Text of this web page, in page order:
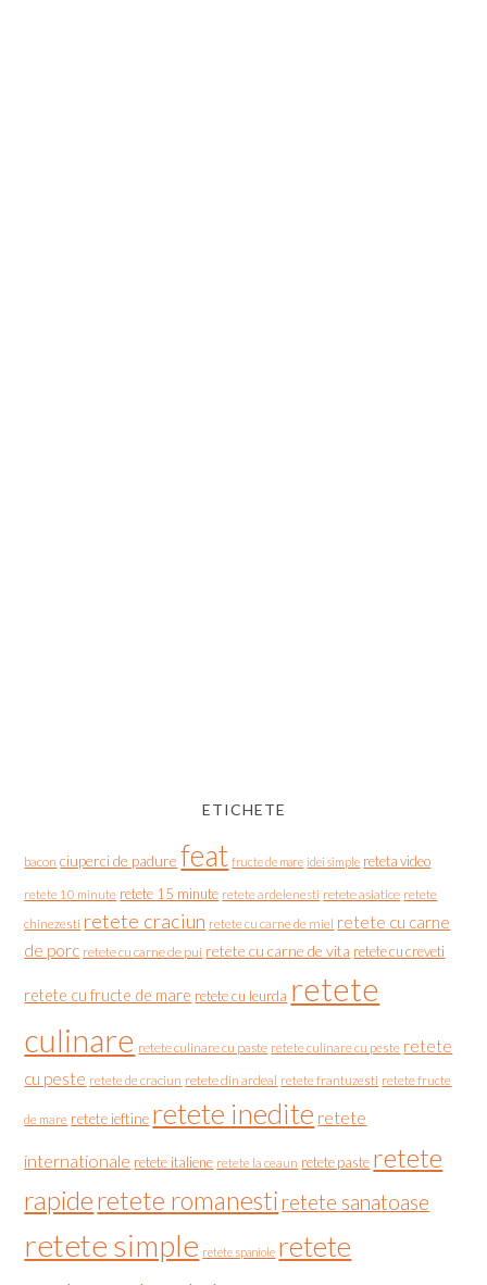
ETICHETE
bacon ciuperci de padure feat fructe de mare idei simple reteta video
retete 10 minute retete 15 minute retete ardelenesti retete asiatice retete
chinezesti retete craciun retete cu carne de miel retete cu carne
de porc retete cu carne de pui retete cu carne de vita retete cu creveti
retete cu fructe de mare retete cu leurda retete
culinare retete culinare cu paste retete culinare cu peste retete
cu peste retete de craciun retete din ardeal retete frantuzesti retete fructe
de mare retete ieftine retete inedite retete
internationale retete italiene retete la ceaun retete paste retete
rapideretete romanesti retete sanatoase
retete simple retete spaniole retete